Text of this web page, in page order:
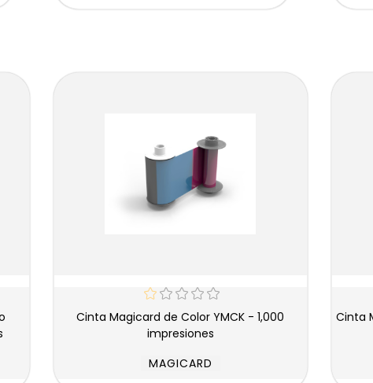
Cinta Magicard de Color YMCK - 1,000
impresiones
MAGICARD
Cinta Magicard HX1000YMCK Color - YMCK -